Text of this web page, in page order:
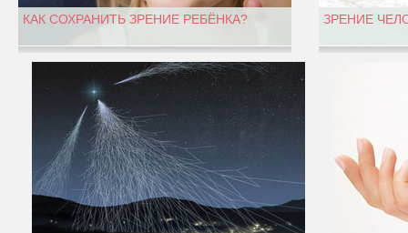
КАК СОХРАНИТЬ ЗРЕНИЕ РЕБЁНКА? ЗРЕНИЕ